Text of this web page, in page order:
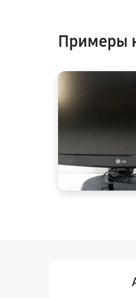
Примеры